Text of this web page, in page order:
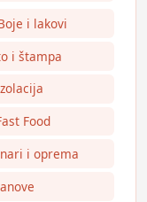
i lakovi
i štampa
Food
i oprema